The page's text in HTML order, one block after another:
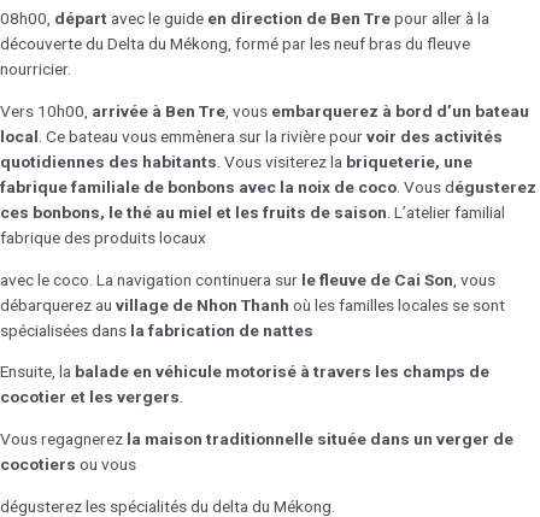
08h00, départ avec le guide en direction de Ben Trepour aller à la
découverte du Delta du Mékong, formé par les neuf bras du fleuve
nourricier.
Vers 10h00, arrivée à Ben Tre , vous embarquerez à bord d’un bateau
local . Ce bateau vous emmènera sur la rivière pourvoir des activités
quotidiennes des habitants . Vous visiterez la briqueterie, une
fabrique familiale de bonbons avec la noix de coco . Vous dégusterez
ces bonbons, le thé au miel et les fruits de saison . L’atelier familial
fabrique des produits locaux
avec le coco. La navigation continuera sur le fleuve de Cai Son , vous
débarquerez au village de Nhon Thanh où les familles locales se sont
spécialisées dans la fabrication de nattes
Ensuite, la balade en véhicule motorisé à travers les champs de
cocotier et les vergers.
Vous regagnerez la maison traditionnelle située dans un verger de
cocotiers ou vous
dégusterez les spécialités du delta du Mékong.